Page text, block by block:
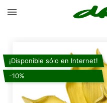

¡Disponible sólo en Internet!
-10%